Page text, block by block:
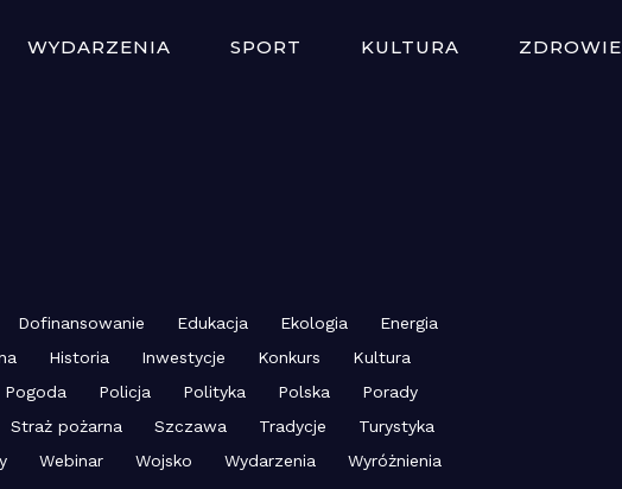
WYDARZENIA SPORT KULTURA ZDROWIE
Dofinansowanie Edukacja Ekologia
Energia
Historia Inwestycje Konkurs
Kultura
Pogoda Policja Polityka Polska
Porady
Straż pożarna Szczawa Tradycje
Turystyka
Webinar Wojsko Wydarzenia
Wyróżnienia